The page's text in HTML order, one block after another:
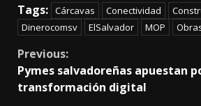
Tags: Cárcavas Conectividad
Dinerocomsv
ElSalvador MOP
Continue
Reading
Previous:
Pymes salvadoreñas apuestan
transformación digital